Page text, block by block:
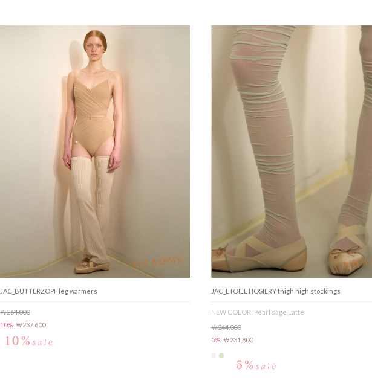
JAC_BUTTERZOPF leg warmers
￦264,000
10% ￦237,600
JAC_ETOILE HOSIERY thigh high stockings
NEW COLOR: Pearl sage,Latte
￦244,000
5% ￦231,800